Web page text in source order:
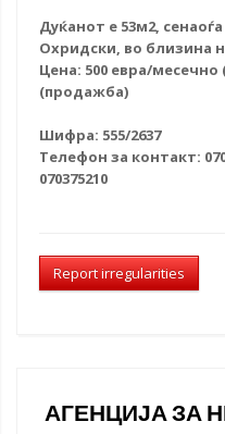
Дуќанот е 53м2,
Охридски, во близина
Цена: 500 евра/месечно
(продажба)
Шифра: 555/2637
Телефон за контакт:
070375210
Report irregularities
АГЕНЦИЈА ЗА